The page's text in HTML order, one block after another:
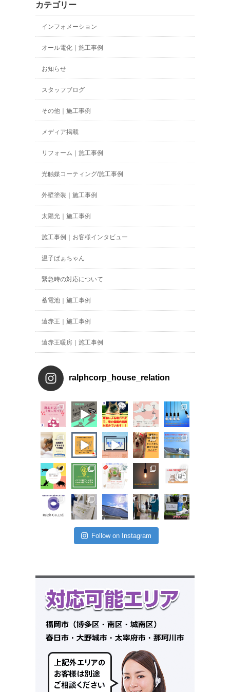
カテゴリー
インフォメーション
オール電化｜施工事例
お知らせ
スタッフブログ
その他｜施工事例
メディア掲載
リフォーム｜施工事例
光触媒コーティング/施工事例
外壁塗装｜施工事例
太陽光｜施工事例
施工事例｜お客様インタビュー
温子ばぁちゃん
緊急時の対応について
蓄電池｜施工事例
遠赤王｜施工事例
遠赤王暖房｜施工事例
ralphcorp_house_relation
Follow on Instagram